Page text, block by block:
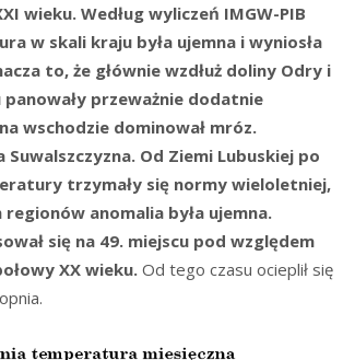
wieku. Według wyliczeń IMGW-PIB
w skali kraju była ujemna i wyniosła
to, że głównie wzdłuż doliny Odry i
przeważnie dodatnie
wschodzie dominował mróz.
Suwalszczyzna. Od Ziemi Lubuskiej po
trzymały się normy wieloletniej,
regionów anomalia była ujemna.
się na 49. miejscu pod względem
XX wieku. Od tego czasu ocieplił się